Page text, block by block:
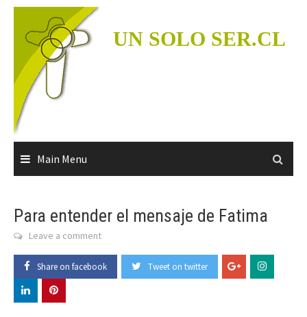
Skip
content
UN SOLO SER.CL
Main Menu
Para entender el mensaje de Fatima
Leave a comment
Share on facebook Tweet on twitter